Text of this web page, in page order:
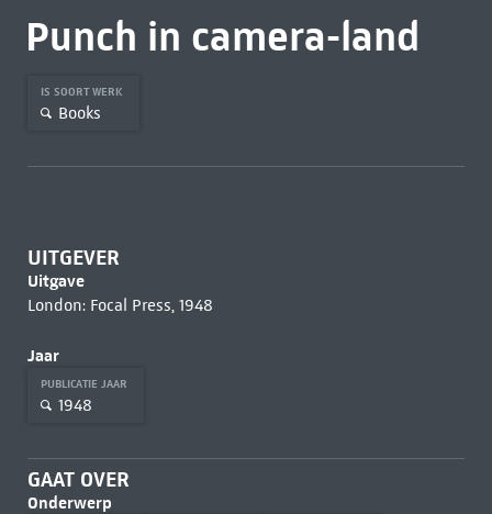
Punch in camera-land
IS SOORT WERK
Books
UITGEVER
Uitgave
London: Focal Press, 1948
Jaar
PUBLICATIE JAAR
1948
GAAT OVER
Onderwerp